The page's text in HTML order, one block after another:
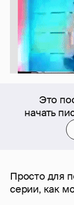
Это
начать
Просто для
серии, как